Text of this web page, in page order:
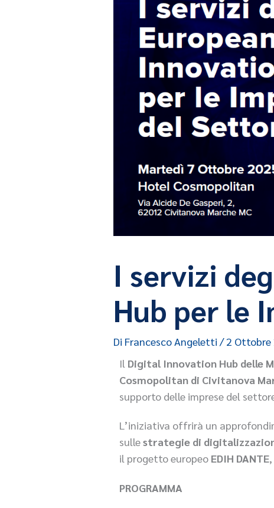
I servizi
Hub per le
Di Francesco Angeletti/2 Ottobre
Il Digital Innovation Hub delle
Cosmopolitan di Civitanova
supporto delle imprese del
L’iniziativa offrirà un
sullestrategie di
il progetto europeo EDIH DANTE
PROGRAMMA